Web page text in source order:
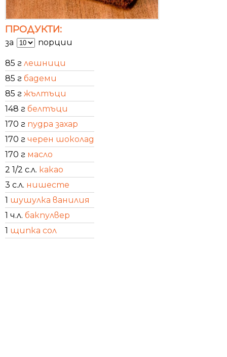
ПРОДУКТИ:
за порции
85 г лешници
85 г бадеми
85 г жълтъци
148 г белтъци
170 г пудра захар
170 г черен шоколад
170 г масло
2 1/2 с.л. какао
3 с.л. нишесте
1 шушулка ванилия
1 ч.л. бакпулвер
1 щипка сол